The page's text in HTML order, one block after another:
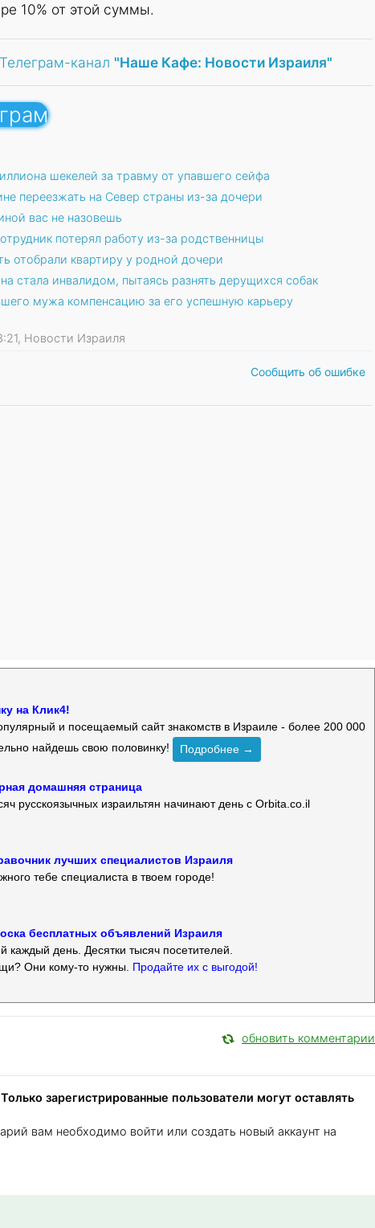
10% от этой суммы.
канал "Наше Кафе: Новости Израиля"
шекелей за травму от упавшего сейфа
переезжать на Север страны из-за дочери
вас не назовешь
потерял работу из-за родственницы
отобрали квартиру у родной дочери
стала инвалидом, пытаясь разнять дерущихся собак
мужа компенсацию за его успешную карьеру
Новости Израиля
Сообщить об ошибке
на Клик4!
и посещаемый сайт знакомств в Израиле - более 200 000
найдешь свою половинку!
Подробнее →
домашняя страница
русскоязычных израильтян начинают день с Orbita.co.il
лучших специалистов Израиля
тебе специалиста в твоем городе!
бесплатных объявлений Израиля
каждый день. Десятки тысяч посетителей.
Они кому-то нужны. Продайте их с выгодой!
обновить комментарии
зарегистрированные пользователи могут оставлять
вам необходимо войти или создать новый аккаунт на